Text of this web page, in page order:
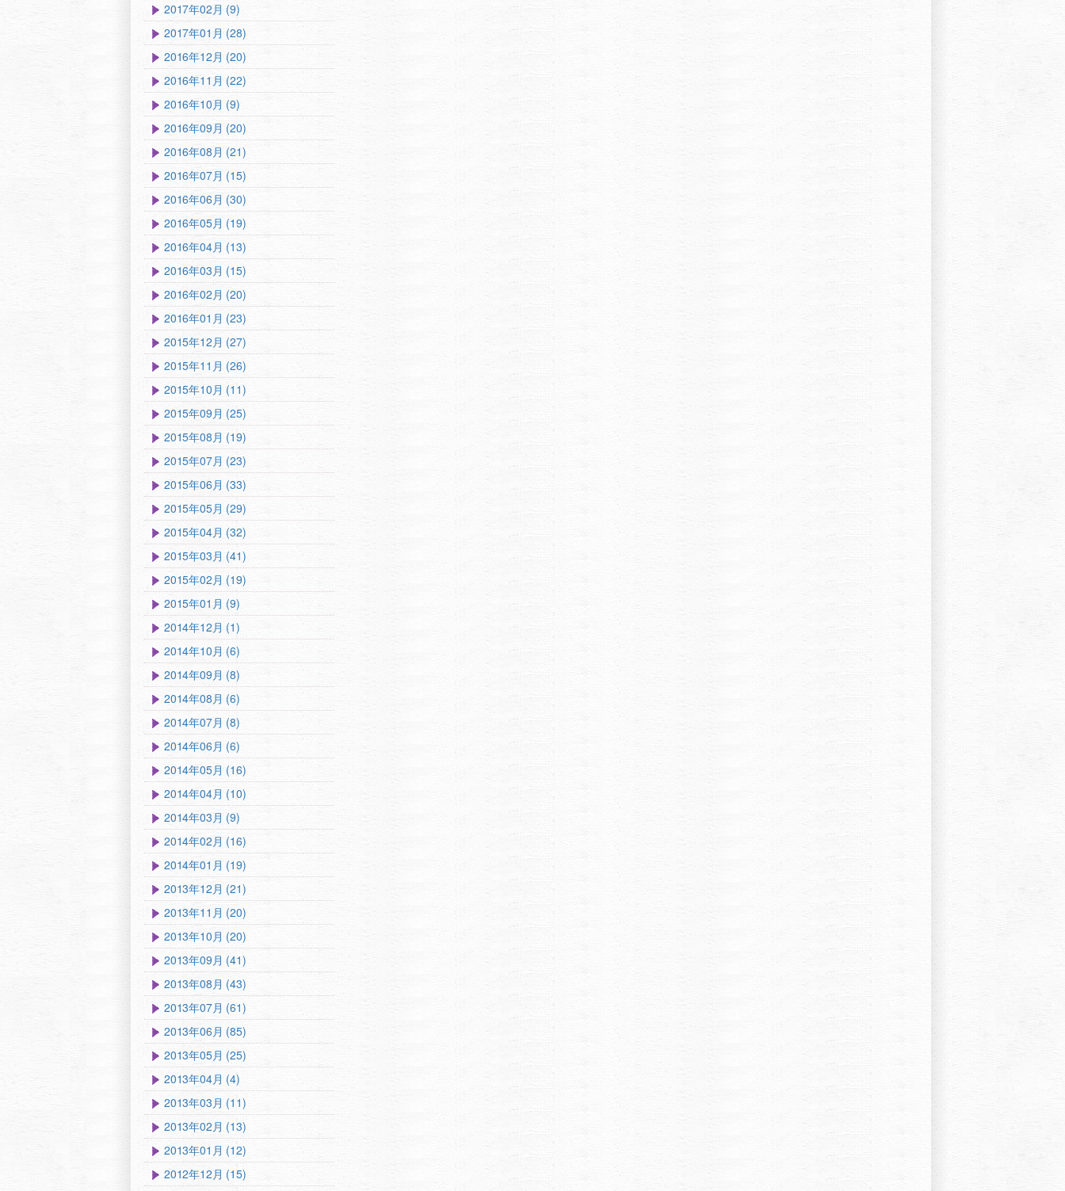
2017年02月 (9)
2017年01月 (28)
2016年12月 (20)
2016年11月 (22)
2016年10月 (9)
2016年09月 (20)
2016年08月 (21)
2016年07月 (15)
2016年06月 (30)
2016年05月 (19)
2016年04月 (13)
2016年03月 (15)
2016年02月 (20)
2016年01月 (23)
2015年12月 (27)
2015年11月 (26)
2015年10月 (11)
2015年09月 (25)
2015年08月 (19)
2015年07月 (23)
2015年06月 (33)
2015年05月 (29)
2015年04月 (32)
2015年03月 (41)
2015年02月 (19)
2015年01月 (9)
2014年12月 (1)
2014年10月 (6)
2014年09月 (8)
2014年08月 (6)
2014年07月 (8)
2014年06月 (6)
2014年05月 (16)
2014年04月 (10)
2014年03月 (9)
2014年02月 (16)
2014年01月 (19)
2013年12月 (21)
2013年11月 (20)
2013年10月 (20)
2013年09月 (41)
2013年08月 (43)
2013年07月 (61)
2013年06月 (85)
2013年05月 (25)
2013年04月 (4)
2013年03月 (11)
2013年02月 (13)
2013年01月 (12)
2012年12月 (15)